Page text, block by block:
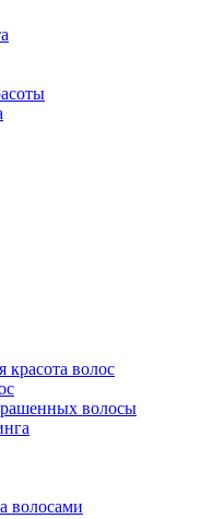
красота волос
волосы
волосами